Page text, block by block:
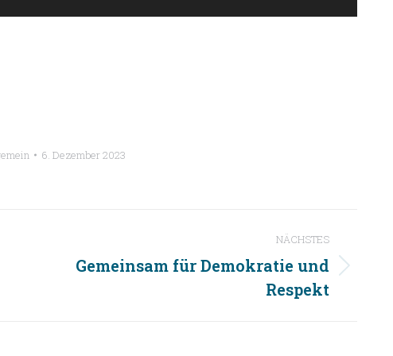
6. Dezember 2023
NÄCHSTES
Nächster
Gemeinsam für Demokratie und
Respekt